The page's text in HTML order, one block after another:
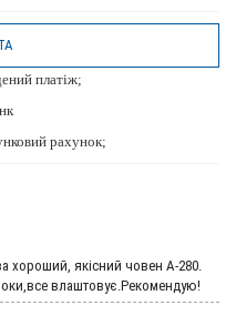
платіж;
рахунок;
хороший, якісний човен А-280.
влаштовує.Рекомендую!